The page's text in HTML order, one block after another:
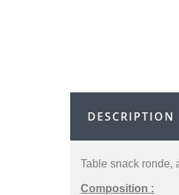
DESCRIPTION
Table snack ronde,
Composition :